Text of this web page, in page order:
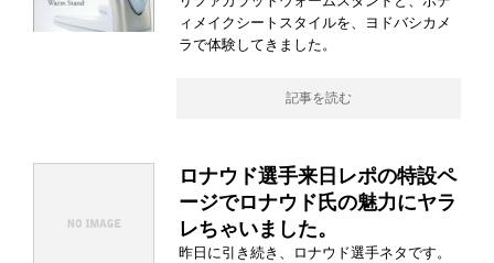
ィメイクシートスタイルを、ヨドバシカメ
ラで体験してきました。
記事を読む
ロナウド選手来日レポの特設ペ
ージでロナウド氏の魅力にヤラ
レちゃいました。
昨日に引き続き、ロナウド選手ネタです。